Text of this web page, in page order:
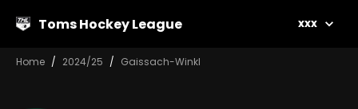
Toms Hockey League xxx
Home 2024/25 Gaissach-Winkl